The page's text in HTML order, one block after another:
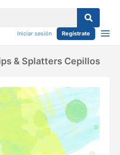
Iniciar sesión Regístrate
& Splatters Cepillos